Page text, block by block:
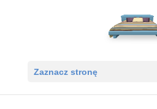
Zaznacz stronę